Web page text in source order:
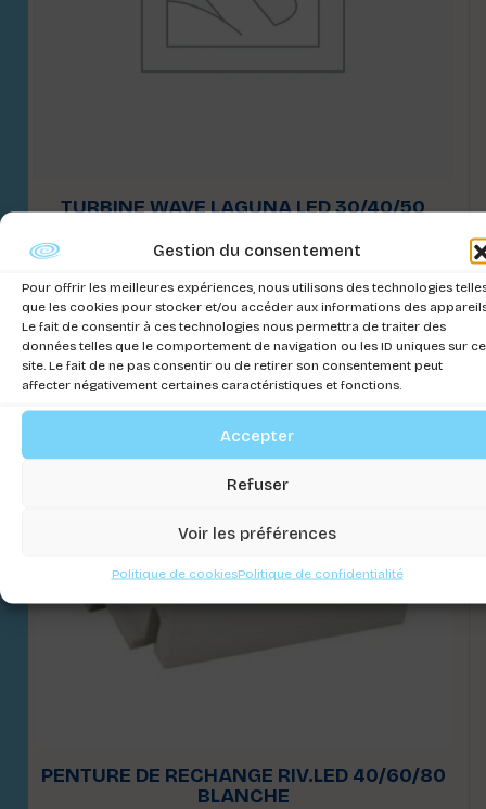
Gestion du consentement
Pour offrir les meilleures expériences, nous utilisons des technologies
que les cookies pour stocker et/ou accéder aux informations des
Le fait de consentir à ces technologies nous permettra de traiter des
données telles que le comportement de navigation ou les ID uniques sur ce
site. Le fait de ne pas consentir ou de retirer son consentement peut
affecter négativement certaines caractéristiques et fonctions.
Accepter
Refuser
Voir les préférences
Politique de cookiesPolitique de confidentialité
TURBINE WAVE LAGUNA LED 30/40/50
Connectez-vous pour voir les prix
PENTURE DE RECHANGE RIV.LED 40/60/80
BLANCHE